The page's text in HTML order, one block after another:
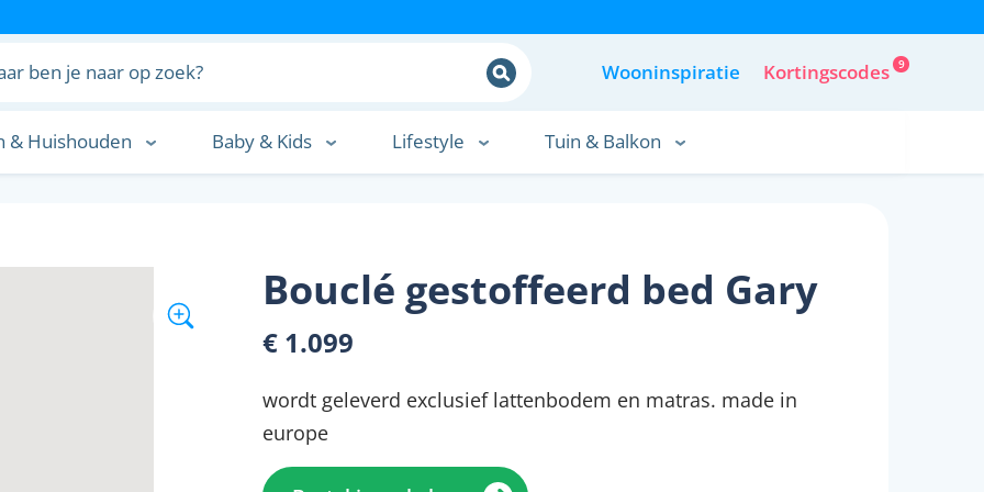
Wooninspiratie Kortingscodes 9
& Huishouden Baby & Kids Lifestyle Tuin & Balkon
Bouclé gestoffeerd bed Gary
€ 1.099
wordt geleverd exclusief lattenbodem en matras. made in
europe